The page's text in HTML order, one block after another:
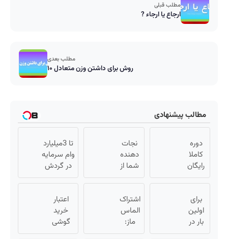
مطلب قبلی
ارجاع یا ارجاء ?
مطلب بعدی
۱۰ روش برای داشتن وزن متعادل
مطالب پیشنهادی
دوره
کاملا
رایگان
گروه
ماز
(برای
دریافت
ثبت
نجات
دهنده
شما از
پیری!
جوانساز
جلبک50%تخفیف
تا 3میلیارد
وام سرمایه
در گردش
فروشندگان
فروشگاهت
رو ثبت کن
برای
اولین
بار در
ایران
اشتراک
الماس
ماز:
برای
اعتبار
خرید
گوشی
بگیر 📱